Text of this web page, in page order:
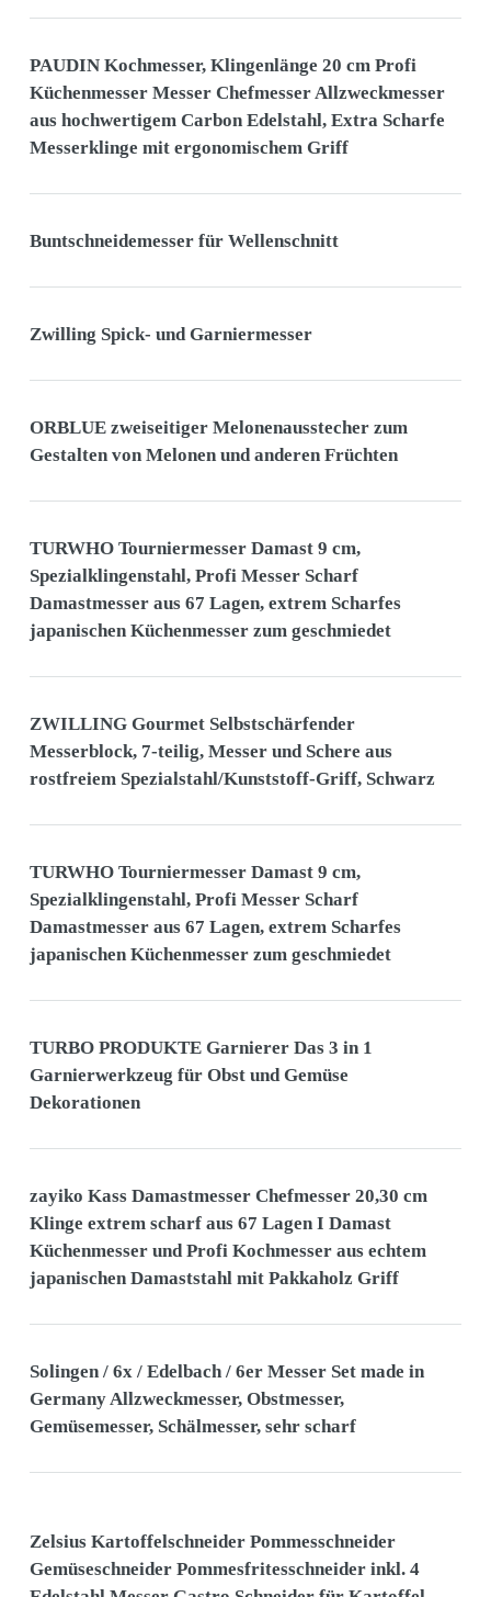
PAUDIN Kochmesser, Klingenlänge 20 cm Profi
Küchenmesser Messer Chefmesser Allzweckmesser
aus hochwertigem Carbon Edelstahl, Extra Scharfe
Messerklinge mit ergonomischem Griff
Buntschneidemesser für Wellenschnitt
Zwilling Spick- und Garniermesser
ORBLUE zweiseitiger Melonenausstecher zum
Gestalten von Melonen und anderen Früchten
TURWHO Tourniermesser Damast 9 cm,
Spezialklingenstahl, Profi Messer Scharf
Damastmesser aus 67 Lagen, extrem Scharfes
japanischen Küchenmesser zum geschmiedet
ZWILLING Gourmet Selbstschärfender
Messerblock, 7-teilig, Messer und Schere aus
rostfreiem Spezialstahl/Kunststoff-Griff, Schwarz
TURWHO Tourniermesser Damast 9 cm,
Spezialklingenstahl, Profi Messer Scharf
Damastmesser aus 67 Lagen, extrem Scharfes
japanischen Küchenmesser zum geschmiedet
TURBO PRODUKTE Garnierer Das 3 in 1
Garnierwerkzeug für Obst und Gemüse
Dekorationen
zayiko Kass Damastmesser Chefmesser 20,30 cm
Klinge extrem scharf aus 67 Lagen I Damast
Küchenmesser und Profi Kochmesser aus echtem
japanischen Damaststahl mit Pakkaholz Griff
Solingen / 6x / Edelbach / 6er Messer Set made in
Germany Allzweckmesser, Obstmesser,
Gemüsemesser, Schälmesser, sehr scharf
Zelsius Kartoffelschneider Pommesschneider
Gemüseschneider Pommesfritesschneider inkl. 4